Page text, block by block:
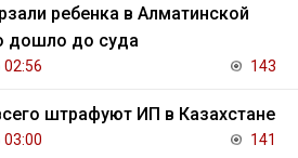
ребенка в Алматинской
дошло до суда
02:56 143
штрафуют ИП в Казахстане
03:00 141